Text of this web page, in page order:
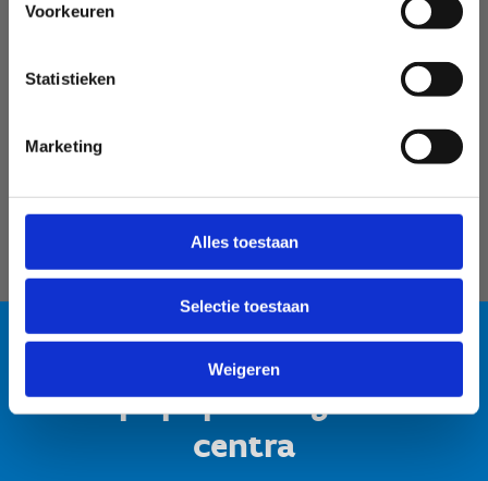
Voorkeuren
Statistieken
Marketing
Alles toestaan
Selectie toestaan
Weigeren
Test popup titel gesloten
centra
Sport Vlaanderen Heusden-Zolder